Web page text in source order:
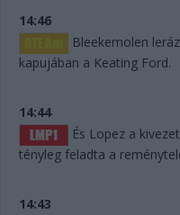
14:46
Bleekemolen
kapujában a Keating Ford.
14:44
És Lopez a
tényleg feladta a
14:43